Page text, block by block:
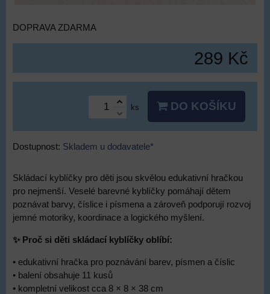
DOPRAVA ZDARMA
289 Kč
ks DO KOŠÍKU
Dostupnost: Skladem u dodavatele*
Skládací kyblíčky pro děti jsou skvělou edukativní hračkou
pro nejmenší. Veselé barevné kyblíčky pomáhají dětem
poznávat barvy, číslice i písmena a zároveň podporují rozvoj
jemné motoriky, koordinace a logického myšlení.
✨ Proč si děti skládací kyblíčky oblíbí:
• edukativní hračka pro poznávání barev, písmen a číslic
• balení obsahuje 11 kusů
• kompletní velikost cca 8 × 8 × 38 cm